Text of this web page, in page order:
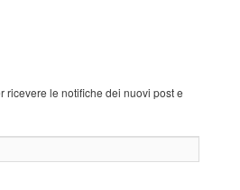
ricevere le notifiche dei nuovi post e